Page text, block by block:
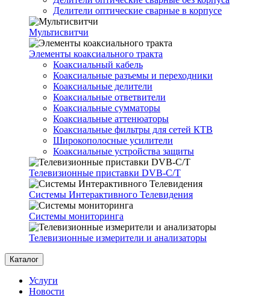
Делители оптические сварные в корпусе
Мультисвитчи
Элементы коаксиального тракта
Коаксиальный кабель
Коаксиальные разъемы и переходники
Коаксиальные делители
Коаксиальные ответвители
Коаксиальные сумматоры
Коаксиальные аттенюаторы
Коаксиальные фильтры для сетей КТВ
Широкополосные усилители
Коаксиальные устройства защиты
Телевизионные приставки DVB-C/T
Системы Интерактивного Телевидения
Системы мониторинга
Телевизионные измерители и анализаторы
Каталог
Услуги
Новости